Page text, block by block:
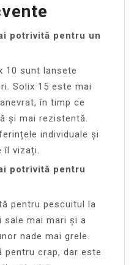
potrivită pentru un
10 sunt lansete
Solix 15 este mai
în timp ce
și mai rezistentă.
individuale și
îl vizați.
potrivită pentru
pentru pescuitul la
mai mari și a
nade mai grele.
crap, dar este